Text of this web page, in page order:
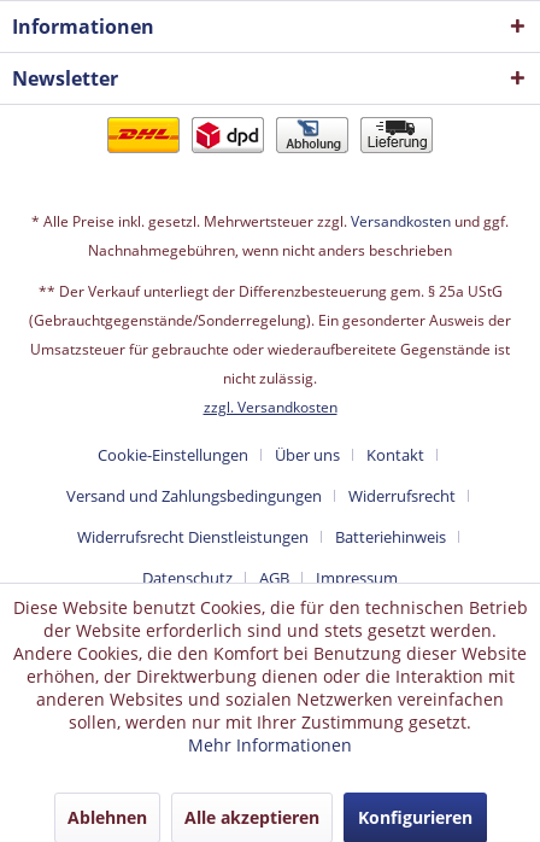
Informationen
Newsletter
* Alle Preise inkl. gesetzl. Mehrwertsteuer zzgl.Versandkosten und ggf.
Nachnahmegebühren, wenn nicht anders beschrieben
** Der Verkauf unterliegt der Differenzbesteuerung gem. § 25a UStG
(Gebrauchtgegenstände/Sonderregelung). Ein gesonderter Ausweis der
Umsatzsteuer für gebrauchte oder wiederaufbereitete Gegenstände ist
nicht zulässig.
zzgl. Versandkosten
Cookie-Einstellungen Über uns
Kontakt
Versand und Zahlungsbedingungen
Widerrufsrecht
Widerrufsrecht Dienstleistungen
Batteriehinweis
Datenschutz
AGB Impressum
Diese Website benutzt Cookies, die für den technischen Betrieb
der Website erforderlich sind und stets gesetzt werden.
Andere Cookies, die den Komfort bei Benutzung dieser Website
erhöhen, der Direktwerbung dienen oder die Interaktion mit
anderen Websites und sozialen Netzwerken vereinfachen
sollen, werden nur mit Ihrer Zustimmung gesetzt.
Mehr Informationen
Ablehnen Alle akzeptieren Konfigurieren